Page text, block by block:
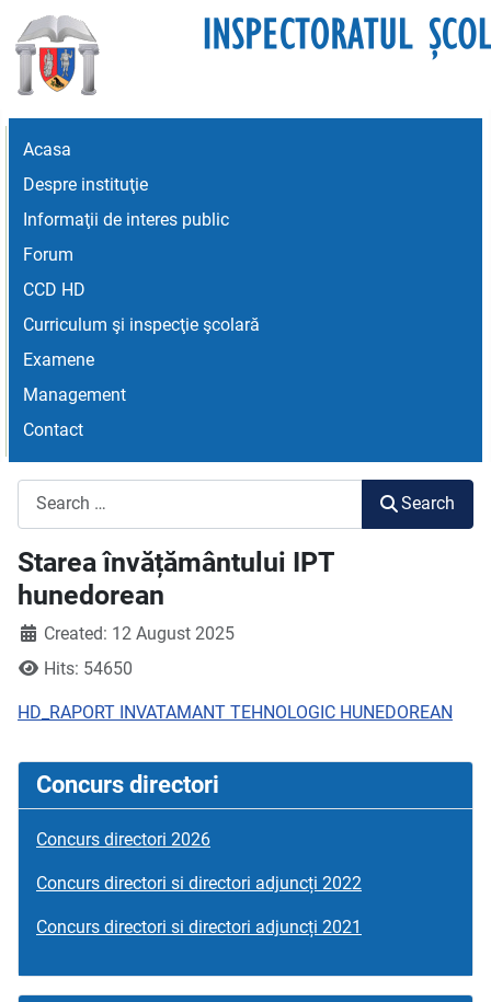
Acasa
Despre instituţie
Informaţii de interes public
Forum
CCD HD
Curriculum şi inspecţie şcolară
Examene
Management
Contact
Search
Starea învățământului IPT
hunedorean
Created: 12 August 2025
Hits: 54650
HD_RAPORT INVATAMANT TEHNOLOGIC HUNEDOREAN
Concurs directori
Concurs directori 2026
Concurs directori si directori adjuncți 2022
Concurs directori si directori adjuncți 2021